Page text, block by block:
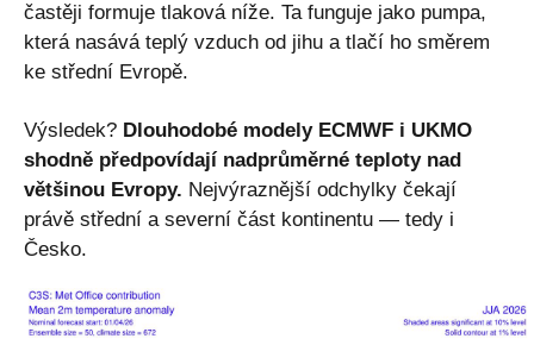
častěji formuje tlaková níže. Ta funguje jako pumpa,
která nasává teplý vzduch od jihu a tlačí ho směrem
ke střední Evropě.
Výsledek? Dlouhodobé modely ECMWF i UKMO
shodně předpovídají nadprůměrné teploty nad
většinou Evropy. Nejvýraznější odchylky čekají
právě střední a severní část kontinentu — tedy i
Česko.